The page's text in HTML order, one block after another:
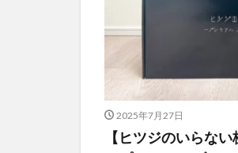
2025年7月27日
【ヒツジのいらな